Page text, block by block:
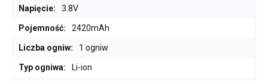
Napięcie: 3.8V
Pojemność: 2420mAh
Liczba ogniw: 1 ogniw
Typ ogniwa: Li-ion